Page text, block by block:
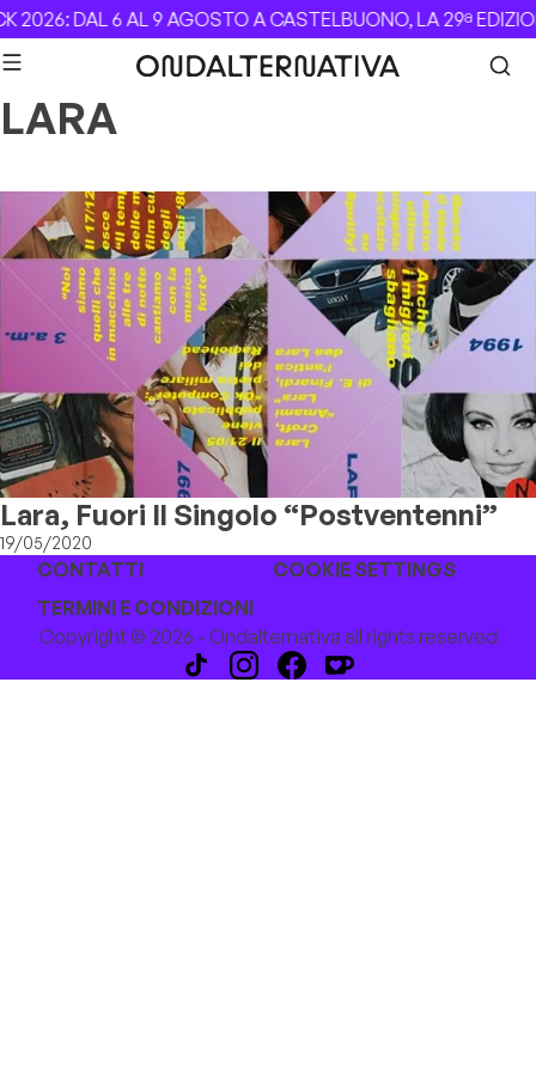
Skip to content
2026: DAL 6 AL 9 AGOSTO A CASTELBUONO, LA 29ª
LARA
Lara, Fuori Il Singolo “Postventenni”
19/05/2020
CONTATTI
COOKIE SETTINGS
TERMINI E CONDIZIONI
Copyright © 2026 - Ondalternativa all rights reserved